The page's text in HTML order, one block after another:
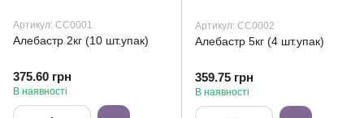
Артикул: СС0001
Алебастр 2кг (10 шт.упак)
375.60 грн
В наявності
Артикул: СС0002
Алебастр 5кг (4 шт.упак)
359.75 грн
В наявності